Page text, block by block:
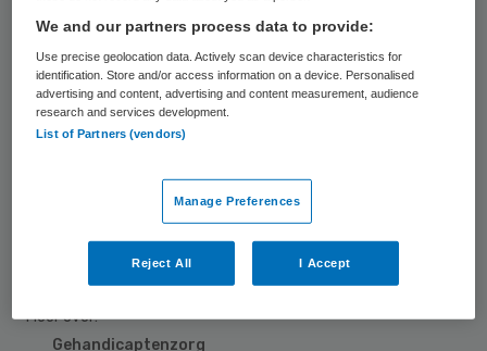
vertellen daar meer over in de nieuwe
aflevering van de podcast Voorzorg.
Luister hier naar de aflevering
41 De innovatie-impuls
Reageer op dit artikel
Meer over:
Gehandicaptenzorg
We and our partners process data to provide:
Use precise geolocation data. Actively scan device characteristics for
identification. Store and/or access information on a device. Personalised
advertising and content, advertising and content measurement, audience
research and services development.
List of Partners (vendors)
Manage Preferences
Reject All I Accept